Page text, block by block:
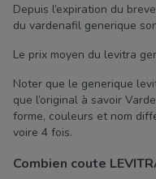
Depuis l’expiration du
du vardenafil generique
Le prix moyen du levitra
Noter que le generique
que l’original à savoir
forme, couleurs et nom
voire 4 fois.
Combien coute